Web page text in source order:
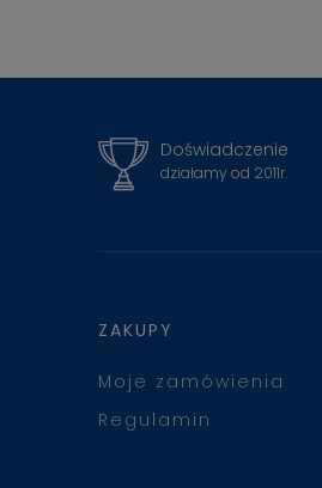
Doświadczenie
działamy od 2011r.
ZAKUPY
Moje zamówienia
Regulamin